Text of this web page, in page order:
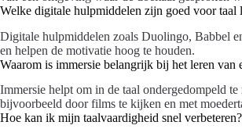
Welke digitale hulpmiddelen zijn goed voor taal
Digitale hulpmiddelen zoals Duolingo, Babbel
en helpen de motivatie hoog te houden.
Waarom is immersie belangrijk bij het leren van
Immersie helpt om in de taal ondergedompeld
bijvoorbeeld door films te kijken en met
Hoe kan ik mijn taalvaardigheid snel verbeteren?